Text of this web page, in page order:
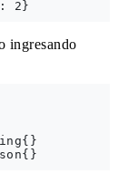
ingresando